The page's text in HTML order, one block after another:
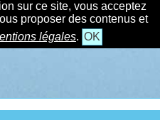
sur ce site, vous acceptez
proposer des contenus et
légales. OK